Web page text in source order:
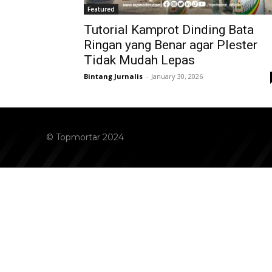
Featured
Tutorial Kamprot Dinding Bata
Ringan yang Benar agar Plester
Tidak Mudah Lepas
Bintang Jurnalis - January 30, 2026
© Topmortar 2024